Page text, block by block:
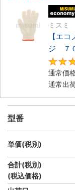
ミスミ
【エ
ジ ７
通常価
通常出
型番
単価(税別)
合計(税別)
(税込価格)